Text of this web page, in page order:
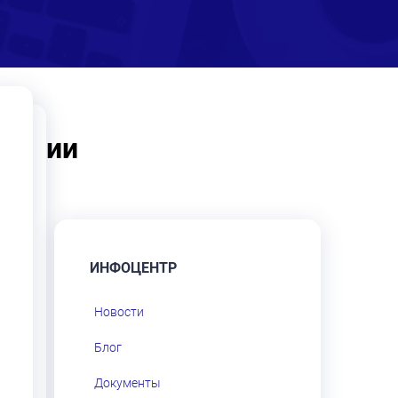
ИНФОЦЕНТР
Новости
Блог
Документы